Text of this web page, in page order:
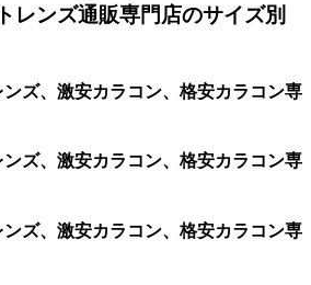
レンズ通販専門店のサイズ別
ズ、激安カラコン、格安カラコン専
ズ、激安カラコン、格安カラコン専
ズ、激安カラコン、格安カラコン専